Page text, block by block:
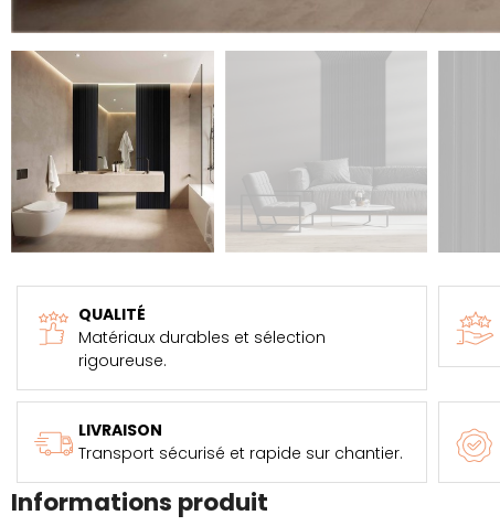
QUALITÉ
Matériaux durables et sélection
rigoureuse.
LIVRAISON
Transport sécurisé et rapide sur chantier.
Informations produit